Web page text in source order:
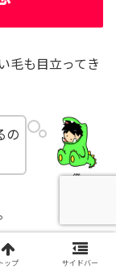
毛も目立ってき
僕
の
ップ サイドバー